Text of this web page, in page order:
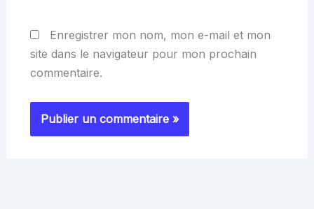
Enregistrer mon nom, mon e-mail et mon
site dans le navigateur pour mon prochain
commentaire.